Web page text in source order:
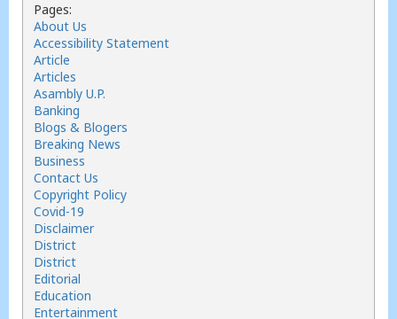
Pages:
About Us
Accessibility Statement
Article
Articles
Asambly U.P.
Banking
Blogs & Blogers
Breaking News
Business
Contact Us
Copyright Policy
Covid-19
Disclaimer
District
District
Editorial
Education
Entertainment